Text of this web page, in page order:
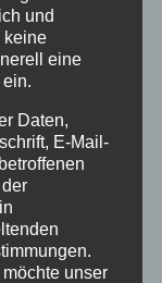
Boogie
Dance
Event
Paartanz
und
keine
eine
Daten,
E-Mail-
unser